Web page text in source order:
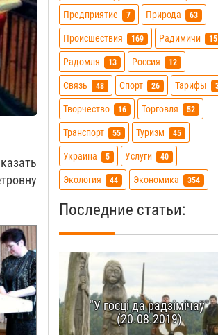
Предприятие 7 Природа 63
Происшествия 169 Радимичи 15
Радомля 13 Россия 12
Связь 48 Спорт 26 Тарифы
Творчество 16 Торговля 52
Транспорт 55 Туризм 45
Украина 5 Услуги 40
Экология 44 Экономика 354
Последние статьи:
"У госці да радзімічаў"
(20.08.2019)